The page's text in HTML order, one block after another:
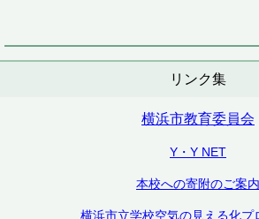
リンク集
横浜市教育委員会
Y・Y NET
本校への寄附のご案内
横浜市立学校空気の見える化プ